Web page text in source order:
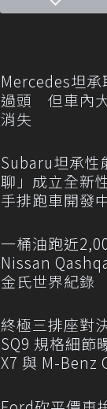
Mercedes坦
過頭 但車內
消失
Subaru坦承性
聊」成立全新
手排跑車開發
一桶油跑近
Nissan
金氏世界紀錄
終極三排座對
SQ9 規格細節
X7 與 M-Benz